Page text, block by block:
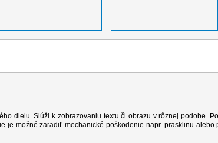
dielu. Slúži k zobrazovaniu textu či obrazu v rôznej podobe.
možné zaradiť mechanické poškodenie napr. prasklinu alebo